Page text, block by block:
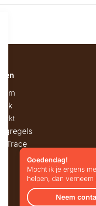
Trace
Goedendag!
Mocht ik je ergens
helpen, dan verneem
Neem